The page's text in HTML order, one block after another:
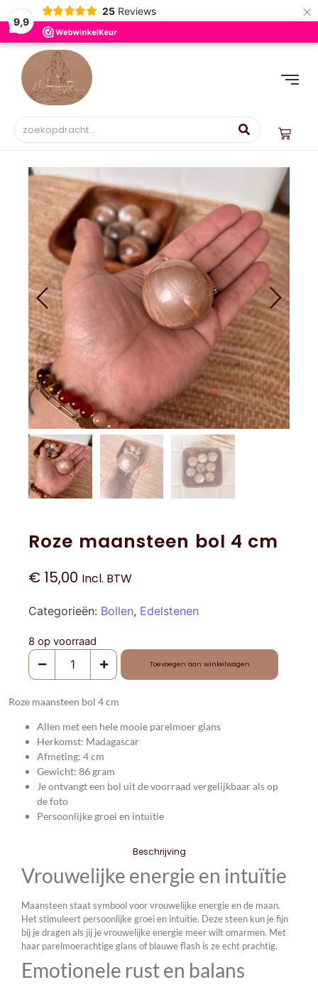
9,9
25 Reviews ×
Roze maansteen bol 4 cm
€ 15,00 Incl. BTW
Categorieën: Bollen, Edelstenen
8 op voorraad
Toevoegen aan winkelwagen
Roze maansteen bol 4 cm
Allen met een hele mooie parelmoer glans
Herkomst: Madagascar
Afmeting: 4 cm
Gewicht: 86 gram
Je ontvangt een bol uit de voorraad vergelijkbaar als op
de foto
Persoonlijke groei en intuïtie
Beschrijving
Vrouwelijke energie en intuïtie
Maansteen staat symbool voor vrouwelijke energie en de maan.
Het stimuleert persoonlijke groei en intuïtie. Deze steen kun je fijn
bij je dragen als jij je vrouwelijke energie meer wilt omarmen. Met
haar parelmoerachtige glans of blauwe flash is ze echt prachtig.
Emotionele rust en balans